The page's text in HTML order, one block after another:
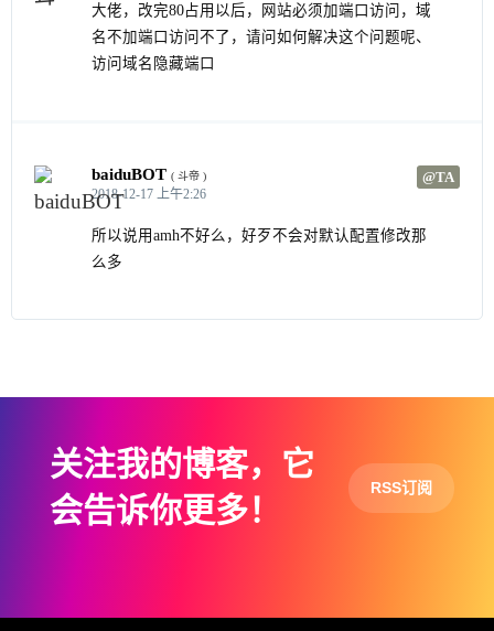
大佬，改完80占用以后，网站必须加端口访问，域
名不加端口访问不了，请问如何解决这个问题呢、
访问域名隐藏端口
baiduBOT @TA
( 斗帝 )
2018-12-17 上午2:26
所以说用amh不好么，好歹不会对默认配置修改那
么多
关注我的博客，它
会告诉你更多！
RSS订阅